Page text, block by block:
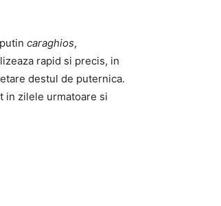
caraghios,
rapid si precis, in
destul de puternica.
in zilele urmatoare si